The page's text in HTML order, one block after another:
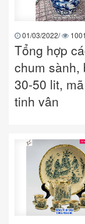
01/03/2022/
Tổng hợp
chum sành,
30-50 lit,
tinh vân